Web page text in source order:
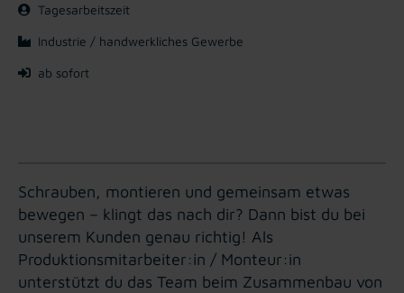
Tagesarbeitszeit
Industrie / handwerkliches Gewerbe
ab sofort
Schrauben, montieren und gemeinsam etwas
bewegen – klingt das nach dir? Dann bist du bei
unserem Kunden genau richtig! Als
Produktionsmitarbeiter:in / Monteur:in
unterstützt du das Team beim Zusammenbau von